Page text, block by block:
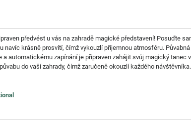
předvést u vás na zahradě magické představení! Posuďte
navíc krásně prosvítí, čímž vykouzlí příjemnou atmosféru.
a automatickému zapínání je připraven zahájit svůj magický
do vaší zahrady, čímž zaručeně okouzlí každého návštěvníka.